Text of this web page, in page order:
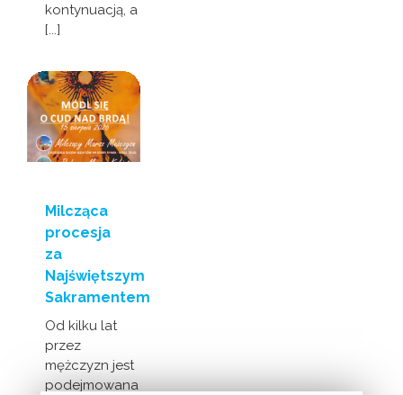
kontynuacją, a
[...]
Milcząca
procesja
za
Najświętszym
Sakramentem
Od kilku lat
przez
mężczyzn jest
podejmowana